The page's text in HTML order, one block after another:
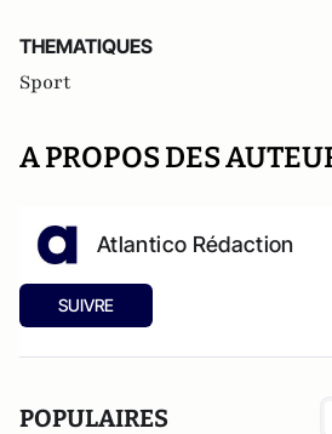
THEMATIQUES
Sport
A PROPOS DES
Atlantico Rédaction
SUIVRE
POPULAIRES